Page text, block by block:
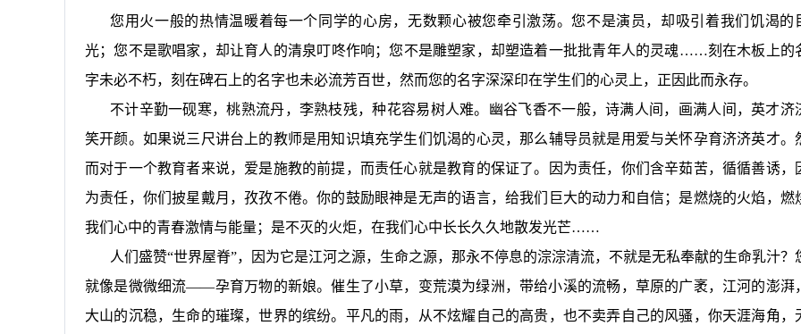
您用火一般的热情温暖着每一个同学的心房，无数颗心被您牵引激荡。您不是演员，却吸引着我们饥渴的
光；您不是歌唱家，却让育人的清泉叮咚作响；您不是雕塑家，却塑造着一批批青年人的灵魂……刻在木板上的
字未必不朽，刻在碑石上的名字也未必流芳百世，然而您的名字深深印在学生们的心灵上，正因此而永存。
不计辛勤一砚寒，桃熟流丹，李熟枝残，种花容易树人难。幽谷飞香不一般，诗满人间，画满人间，英才济
笑开颜。如果说三尺讲台上的教师是用知识填充学生们饥渴的心灵，那么辅导员就是用爱与关怀孕育济济英才。
而对于一个教育者来说，爱是施教的前提，而责任心就是教育的保证了。因为责任，你们含辛茹苦，循循善诱，
为责任，你们披星戴月，孜孜不倦。你的鼓励眼神是无声的语言，给我们巨大的动力和自信；是燃烧的火焰，燃
我们心中的青春激情与能量；是不灭的火炬，在我们心中长长久久地散发光芒……
人们盛赞“世界屋脊”，因为它是江河之源，生命之源，那永不停息的淙淙清流，不就是无私奉献的生命乳汁？
就像是微微细流——孕育万物的新娘。催生了小草，变荒漠为绿洲，带给小溪的流畅，草原的广袤，江河的澎湃，
大山的沉稳，生命的璀璨，世界的缤纷。平凡的雨，从不炫耀自己的高贵，也不卖弄自己的风骚，你天涯海角，